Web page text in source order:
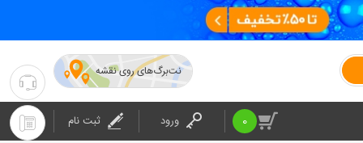
نت‌برگ‌های روی نقشه
0 ورود ثبت نام
۰۲۱-۴۲۰۲۴
:
۰۲۱-۴۲۰۲۴